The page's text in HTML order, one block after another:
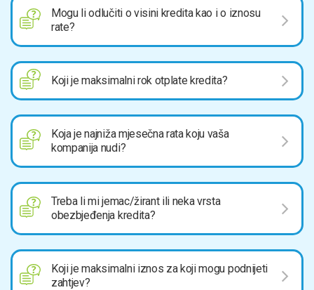
Mogu li odlučiti o visini kredita kao i o iznosu
rate?
Koji je maksimalni rok otplate kredita?
Koja je najniža mjesečna rata koju vaša
kompanija nudi?
Treba li mi jemac/žirant ili neka vrsta
obezbjeđenja kredita?
Koji je maksimalni iznos za koji mogu podnijeti
zahtjev?